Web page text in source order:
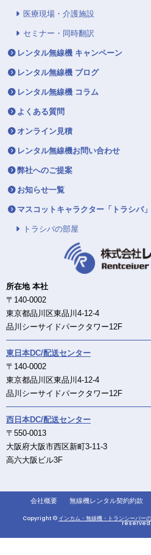
医療現場・介護施設
セミナー・同時翻訳
レンタル無線機 キャンペーン
レンタル無線機 ブログ
レンタル無線機 コラム
よくある質問
オンライン見積
レンタル無線機お問い合わせ
弊社へのご提案
お知らせ一覧
マスコットキャラクター「トラシバ」
トラシバの部屋
所在地 本社
〒140-0002
東京都品川区東品川4-12-4
品川シーサイドパークタワー12F
東日本DC/配送センター
〒140-0002
東京都品川区東品川4-12-4
品川シーサイドパークタワー12F
西日本DC/配送センター
〒550-0013
大阪府大阪市西区新町3-11-3
高六大阪ビル3F
会社概要 無線機レンタル契約約款
Copyright © インカム・無線機・トランシーバー
reserved.